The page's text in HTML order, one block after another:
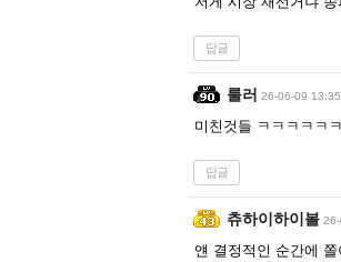
답글
룰러 26-06-09 13:35
미친것들 ㅋㅋㅋㅋㅋ
답글
츄하이하이볼
얜 결정적인 순간에